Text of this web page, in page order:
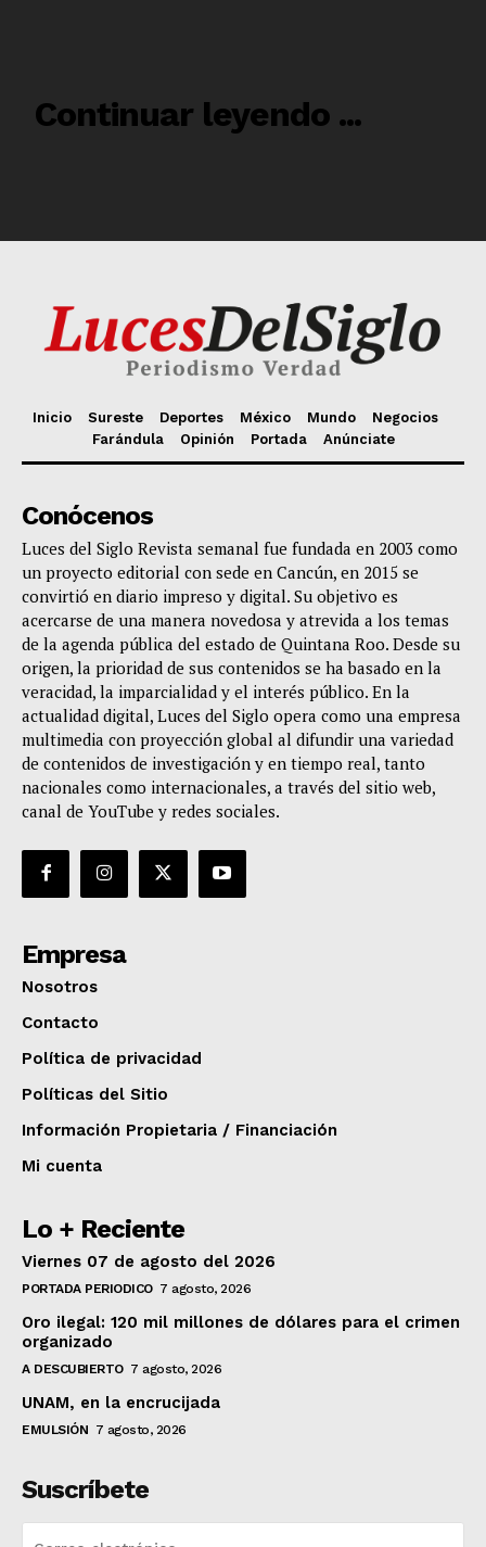
Inicio Sureste Deportes México Mundo
Negocios
Farándula
Opinión Portada Anúnciate
Conócenos
Luces del Siglo Revista semanal fue fundada en 2003 como
un proyecto editorial con sede en Cancún, en 2015 se
convirtió en diario impreso y digital. Su objetivo es
acercarse de una manera novedosa y atrevida a los temas
de la agenda pública del estado de Quintana Roo. Desde su
origen, la prioridad de sus contenidos se ha basado en la
veracidad, la imparcialidad y el interés público. En la
actualidad digital, Luces del Siglo opera como una empresa
multimedia con proyección global al difundir una variedad
de contenidos de investigación y en tiempo real, tanto
nacionales como internacionales, a través del sitio web,
canal de YouTube y redes sociales.
Empresa
Nosotros
Contacto
Política de privacidad
Políticas del Sitio
Información Propietaria / Financiación
Mi cuenta
Lo + Reciente
Viernes 07 de agosto del 2026
PORTADA PERIODICO 7 agosto, 2026
Oro ilegal: 120 mil millones de dólares para el crimen
organizado
A DESCUBIERTO 7 agosto, 2026
UNAM, en la encrucijada
EMULSIÓN 7 agosto, 2026
Suscríbete